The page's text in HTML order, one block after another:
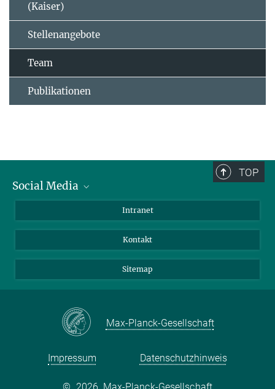
(Kaiser)
Stellenangebote
Team
Publikationen
TOP
Social Media
LinkedIn
Intranet
Kontakt
Sitemap
Max-Planck-Gesellschaft
Impressum Datenschutzhinweis